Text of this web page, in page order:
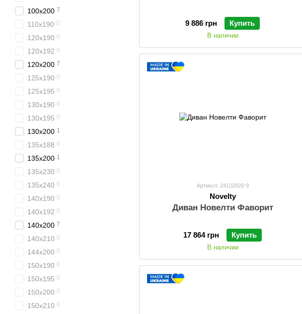
9 886 грн Купить
В наличии
Артикул: 24122020-9
Novelty
Диван Новелти Фаворит
17 864 грн Купить
В наличии
100x200 7
110x190 0
120x190 0
120x192 0
120x200 7
125x190 0
125x195 0
130x190 0
130x195 0
130x200 1
135x188 0
135x200 1
135x230 0
135x240 0
140x190 0
140х192 0
140x200 7
140x210 0
144x200 0
150x190 0
150x195 0
150x200 0
150x210 0